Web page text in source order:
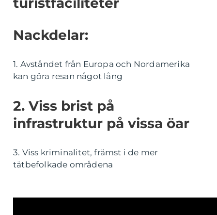
Nackdelar:
1. Avståndet från Europa och Nordamerika
kan göra resan något lång
2. Viss brist på
infrastruktur på vissa öar
3. Viss kriminalitet, främst i de mer
tätbefolkade områdena